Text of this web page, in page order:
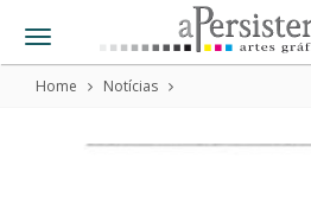
Toggle
navigation
Home Notícias